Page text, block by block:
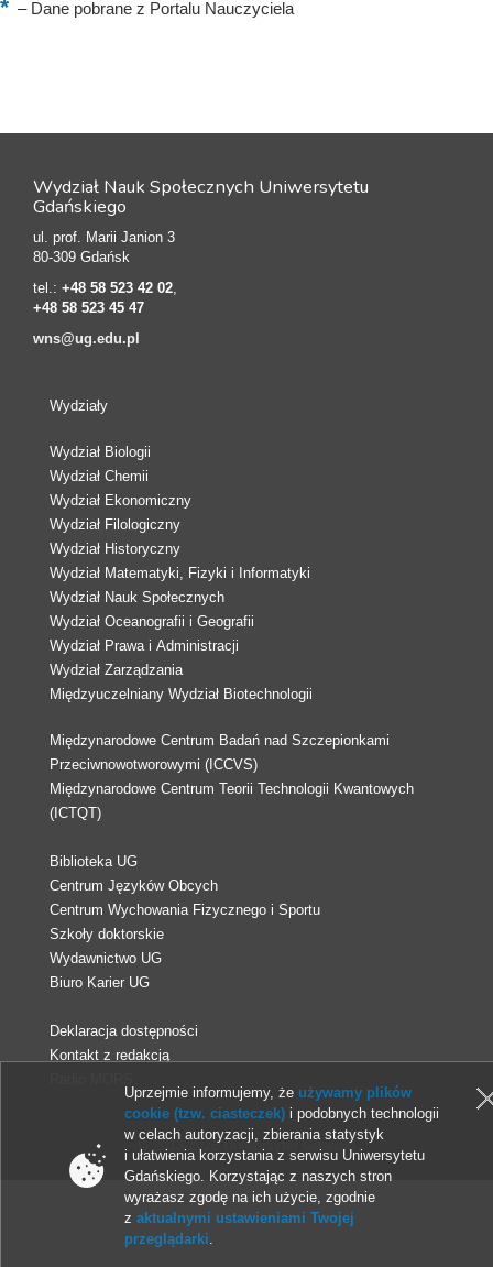
–Dane pobrane z Portalu Nauczyciela
Wydział Nauk Społecznych Uniwersytetu
Gdańskiego
ul. prof. Marii Janion 3
80-309 Gdańsk
tel.: +48 58 523 42 02,
+48 58 523 45 47
wns@ug.edu.pl
Wydziały
Wydział Biologii
Wydział Chemii
Wydział Ekonomiczny
Wydział Filologiczny
Wydział Historyczny
Wydział Matematyki, Fizyki i Informatyki
Wydział Nauk Społecznych
Wydział Oceanografii i Geografii
Wydział Prawa i Administracji
Wydział Zarządzania
Międzyuczelniany Wydział Biotechnologii
Międzynarodowe Centrum Badań nad Szczepionkami
Przeciwnowotworowymi (ICCVS)
Międzynarodowe Centrum Teorii Technologii Kwantowych
(ICTQT)
Biblioteka UG
Centrum Języków Obcych
Centrum Wychowania Fizycznego i Sportu
Szkoły doktorskie
Wydawnictwo UG
Biuro Karier UG
Deklaracja dostępności
Kontakt z redakcją
© 2013-2026 Uniwersytet Gdański
Uprzejmie informujemy, że używamy plików
cookie (tzw. ciasteczek) i podobnych technologii
w celach autoryzacji, zbierania statystyk
i ułatwienia korzystania z serwisu Uniwersytetu
Gdańskiego. Korzystając z naszych stron
wyrażasz zgodę na ich użycie, zgodnie
zaktualnymi ustawieniami Twojej
przeglądarki.